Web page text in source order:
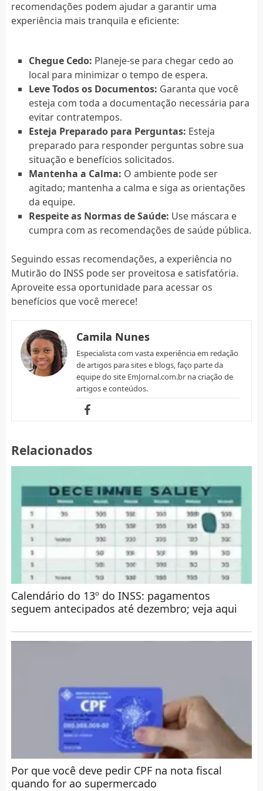
recomendações podem ajudar a garantir uma
experiência mais tranquila e eficiente:
Chegue Cedo: Planeje-se para chegar cedo ao
local para minimizar o tempo de espera.
Leve Todos os Documentos: Garanta que você
esteja com toda a documentação necessária para
evitar contratempos.
Esteja Preparado para Perguntas: Esteja
preparado para responder perguntas sobre sua
situação e benefícios solicitados.
Mantenha a Calma: O ambiente pode ser
agitado; mantenha a calma e siga as orientações
da equipe.
Respeite as Normas de Saúde: Use máscara e
cumpra com as recomendações de saúde pública.
Seguindo essas recomendações, a experiência no
Mutirão do INSS pode ser proveitosa e satisfatória.
Aproveite essa oportunidade para acessar os
benefícios que você merece!
Camila Nunes
Especialista com vasta experiência em redação
de artigos para sites e blogs, faço parte da
equipe do site EmJornal.com.br na criação de
artigos e conteúdos.
Relacionados
Calendário do 13º do INSS: pagamentos
seguem antecipados até dezembro; veja aqui
Por que você deve pedir CPF na nota fiscal
quando for ao supermercado